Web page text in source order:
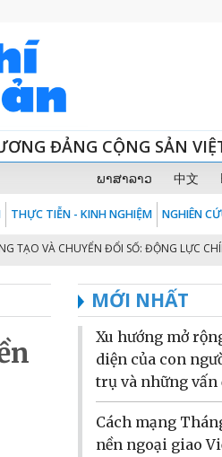
ĐẢNG CỘNG SẢN
ພາສາລາວ 中文
THỰC TIỄN - KINH NGHIỆM NGHIÊN
VÀ CHUYỂN ĐỔI SỐ: ĐỘNG LỰC CHÍNH
MỚI NHẤT
Xu hướng mở
diện của con
trụ và những vấn
Cách mạng
nền ngoại giao